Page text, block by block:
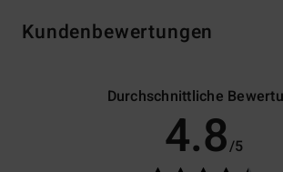
Kundenbewertungen
Durchschnittliche
4.8/5